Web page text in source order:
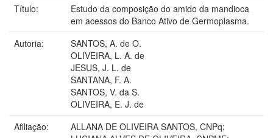
Título:
Estudo da composição do amido da mandioca
em acessos do Banco Ativo de Germoplasma.
Autoria:
SANTOS, A. de O.
OLIVEIRA, L. A. de
JESUS, J. L. de
SANTANA, F. A.
SANTOS, V. da S.
OLIVEIRA, E. J. de
Afiliação:
ALLANA DE OLIVEIRA SANTOS, CNPq;